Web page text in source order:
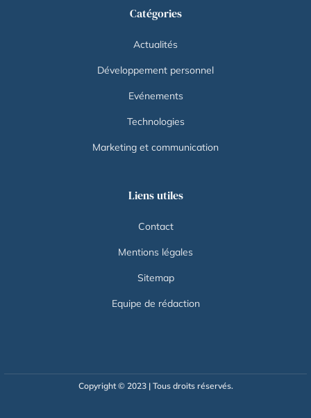
Catégories
Actualités
Développement personnel
Evénements
Technologies
Marketing et communication
Liens utiles
Contact
Mentions légales
Sitemap
Equipe de rédaction
Copyright © 2023 | Tous droits réservés.